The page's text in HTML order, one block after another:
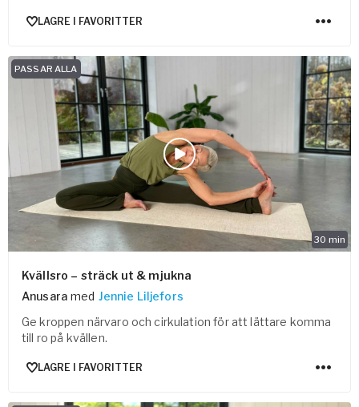
LAGRE I FAVORITTER
30 min
PASSAR ALLA
Kvällsro – sträck ut & mjukna
Anusara med Jennie Liljefors
Ge kroppen närvaro och cirkulation för att lättare komma
till ro på kvällen.
LAGRE I FAVORITTER